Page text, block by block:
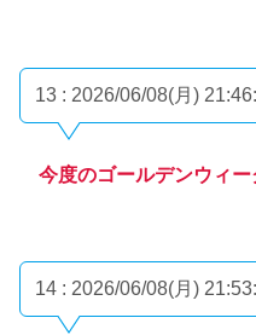
13 : 2026/06/08(月)
今度のゴールデンウィ
14 : 2026/06/08(月)